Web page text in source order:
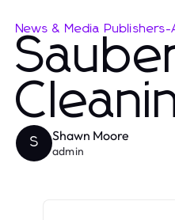
News & Media Publishers-
S Shawn Moore
admin